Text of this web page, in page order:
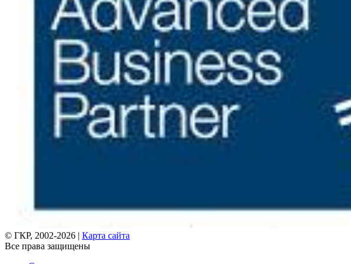
© ГКР, 2002-2026 | Карта сайта
Все права защищены